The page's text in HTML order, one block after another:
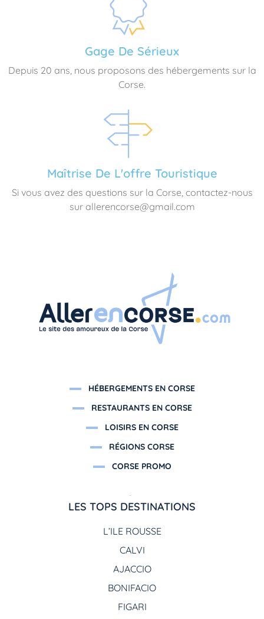
Gage De Sérieux
Depuis 20 ans, nous proposons des hébergements sur la
Corse.
Maîtrise De L'offre Touristique
Si vous avez des questions sur la Corse, contactez-nous
sur allerencorse@gmail.com
HÉBERGEMENTS EN CORSE
RESTAURANTS EN CORSE
LOISIRS EN CORSE
RÉGIONS CORSE
CORSE PROMO
LES TOPS DESTINATIONS
L’ILE ROUSSE
CALVI
AJACCIO
BONIFACIO
FIGARI